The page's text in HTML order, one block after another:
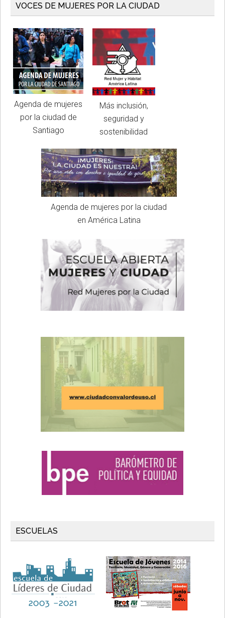
VOCES DE MUJERES POR LA CIUDAD
Agenda de mujeres
por la ciudad de
Santiago
Más inclusión,
seguridad y
sostenibilidad
Agenda de mujeres por la ciudad
en América Latina
ESCUELAS